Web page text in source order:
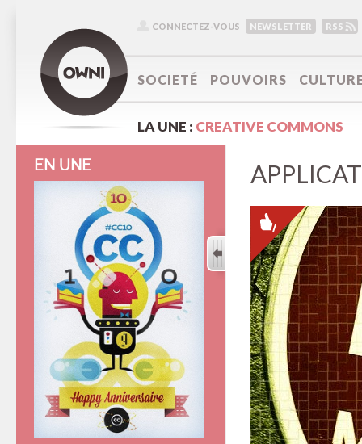
CONNECTEZ-VOUS NEWSLETTER RSS
SOCIETÉ POUVOIRS
LA UNE : CREATIVE COMMONS
EN UNE